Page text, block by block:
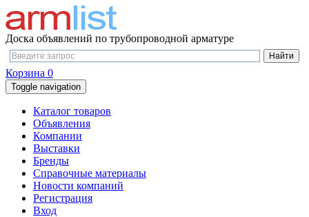
Доска объявлений по трубопроводной арматуре
Корзина 0
Toggle navigation
Каталог товаров
Объявления
Компании
Выставки
Бренды
Справочные материалы
Новости компаний
Регистрация
Вход